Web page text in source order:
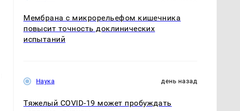
Мембрана с микрорельефом кишечника
повысит точность доклинических
испытаний
Наука день назад
Тяжелый COVID-19 может пробуждать